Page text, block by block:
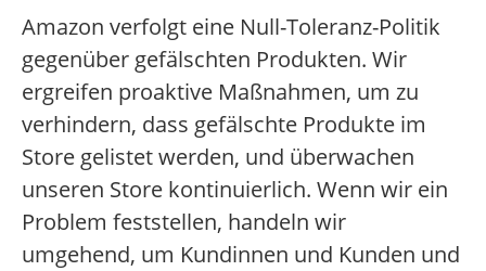
Amazon verfolgt eine Null-Toleranz-Politik
gegenüber gefälschten Produkten. Wir
ergreifen proaktive Maßnahmen, um zu
verhindern, dass gefälschte Produkte im
Store gelistet werden, und überwachen
unseren Store kontinuierlich. Wenn wir ein
Problem feststellen, handeln wir
umgehend, um Kundinnen und Kunden und